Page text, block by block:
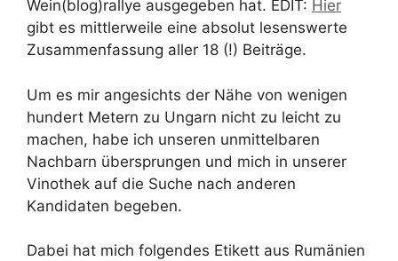
Wein(blog)rallye ausgegeben hat. EDIT: Hier
gibt es mittlerweile eine absolut lesenswerte
Zusammenfassung aller 18 (!) Beiträge.
Um es mir angesichts der Nähe von wenigen
hundert Metern zu Ungarn nicht zu leicht zu
machen, habe ich unseren unmittelbaren
Nachbarn übersprungen und mich in unserer
Vinothek auf die Suche nach anderen
Kandidaten begeben.
Dabei hat mich folgendes Etikett aus Rumänien